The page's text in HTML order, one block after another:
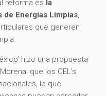
reforma es la
Energías Limpias,
que generen
hizo una propuesta
que los CEL’s
lo que